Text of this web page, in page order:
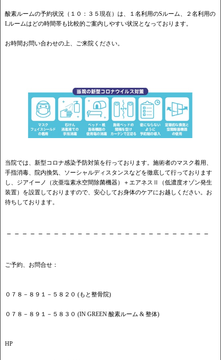
酸素ルームの予約状況（１０：３５現在）は、１名利用のSルーム、２名利用の
Lルームはどの時間帯も比較的ご案内しやすい状況となっております。
お時間お問い合わせの上、ご来院ください。
当院では、新型コロナ感染予防対策を行っております。施術者のマスク着用、
手指消毒、院内換気、ソーシャルディスタンスなどを徹底して行っております
し、ジアイーノ（次亜塩素水空間除菌機器）＋エアネスⅡ（低濃度オゾン発生
装置）を設置しておりますので、安心してお身体のケアにお越しください。お
待ちしております。
－－－－－－－－－－－－－－－－－－－－－－－－－－
ご予約、お問合せ：
０７８－８９１－５８２０ (もと整骨院)
０７８－８９１－５８３０ (IN GREEN 酸素ルーム & 整体)
HP